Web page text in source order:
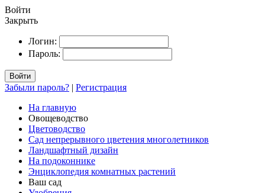
Войти
Закрыть
Логин:
Пароль:
Войти
Забыли пароль? | Регистрация
На главную
Овощеводство
Цветоводство
Сад непрерывного цветения многолетников
Ландшафтный дизайн
На подоконнике
Энциклопедия комнатных растений
Ваш сад